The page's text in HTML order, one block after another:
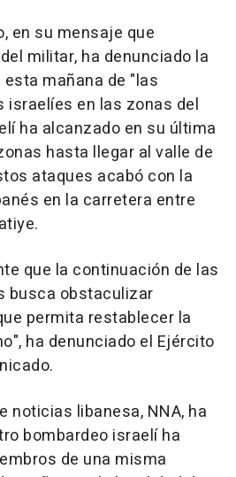
en su mensaje que
militar, ha denunciado la
mañana de "las
israelíes en las zonas del
ha alcanzado en su última
hasta llegar al valle de
ataques acabó con la
en la carretera entre
que la continuación de las
busca obstaculizar
permita restablecer la
ha denunciado el Ejército
noticias libanesa, NNA, ha
bombardeo israelí ha
de una misma